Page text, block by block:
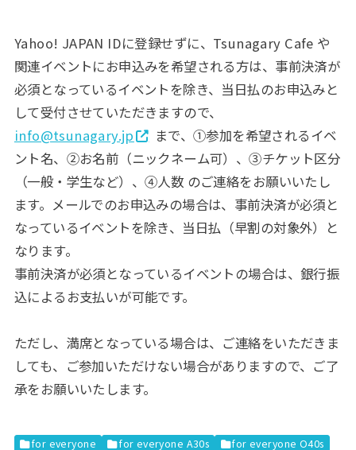
Yahoo! JAPAN IDに登録せずに、Tsunagary Cafe や
関連イベントにお申込みを希望される方は、事前決済が
必須となっているイベントを除き、当日払のお申込みと
して受付させていただきますので、
info@tsunagary.jp
まで、①参加を希望されるイベ
ント名、②お名前（ニックネーム可）、③チケット区分
（一般・学生など）、④人数 のご連絡をお願いいたし
ます。メールでのお申込みの場合は、事前決済が必須と
なっているイベントを除き、当日払（早割の対象外）と
なります。
事前決済が必須となっているイベントの場合は、銀行振
込によるお支払いが可能です。
ただし、満席となっている場合は、ご連絡をいただきま
しても、ご参加いただけない場合がありますので、ご了
承をお願いいたします。
for everyone for everyone A30s for everyone O40s